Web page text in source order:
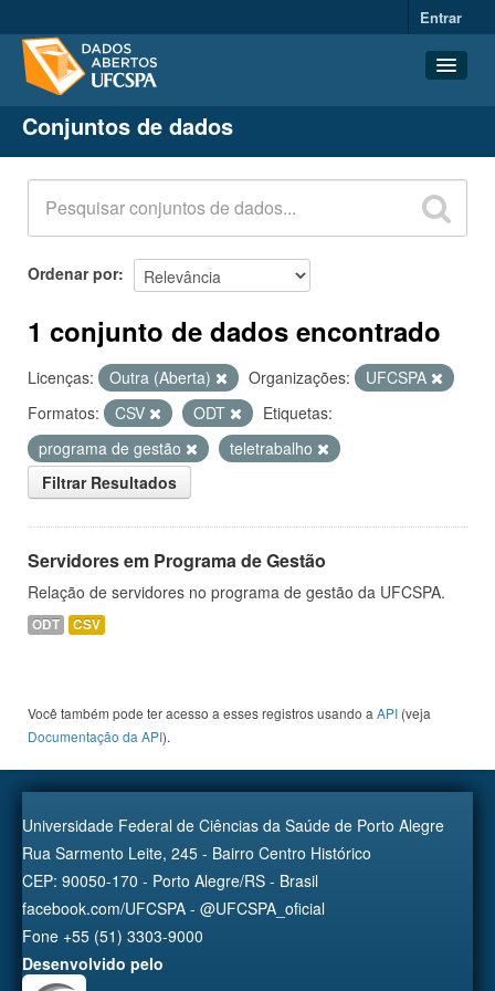
Entrar
Conjuntos de dados
Organizações
Grupos
Sobre
Conjuntos de dados
Ordenar por
1 conjunto de dados encontrado
Licenças: Outra (Aberta) Organizações:
UFCSPA
Formatos:
CSV ODT
Etiquetas:
programa de gestão
teletrabalho
Filtrar Resultados
Servidores em Programa de Gestão
Relação de servidores no programa de gestão da UFCSPA.
ODT CSV
Você também pode ter acesso a esses registros usando a API (veja
Documentação da API).
Universidade Federal de Ciências da Saúde de Porto Alegre
Rua Sarmento Leite, 245 - Bairro Centro Histórico
CEP: 90050-170 - Porto Alegre/RS - Brasil
facebook.com/UFCSPA - @UFCSPA_oficial
Fone +55 (51) 3303-9000
Desenvolvido pelo